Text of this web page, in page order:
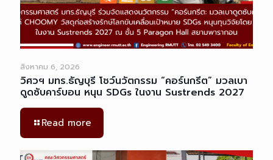
สิงหาคม 6, 2026
วิศวฯ มทร.ธัญบุรี โชว์นวัตกรรม “คอร์นกรีต” มวลเบา
ดูดซับคาร์บอน หนุน SDGs ในงาน Sustrends 2027
Read more